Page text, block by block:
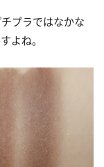
プラではなかな
よね。